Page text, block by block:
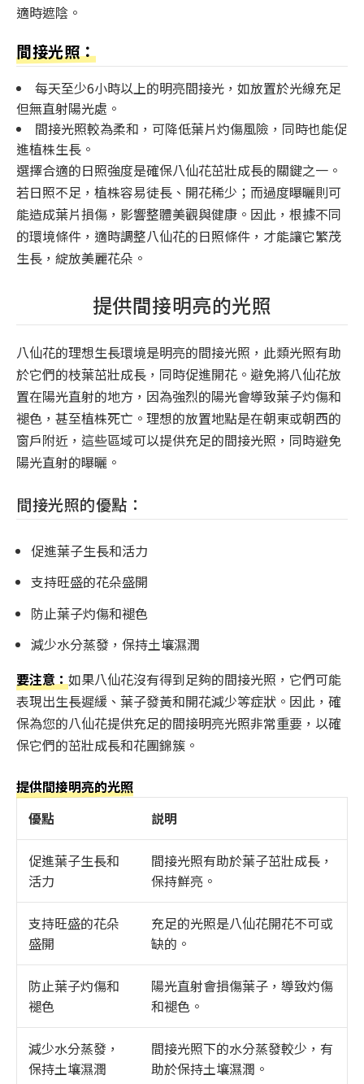
適時遮陰。
間接光照：
每天至少6小時以上的明亮間接光，如放置於光線充足
但無直射陽光處。
間接光照較為柔和，可降低葉片灼傷風險，同時也能促
進植株生長。
選擇合適的日照強度是確保八仙花茁壯成長的關鍵之一。
若日照不足，植株容易徒長、開花稀少；而過度曝曬則可
能造成葉片損傷，影響整體美觀與健康。因此，根據不同
的環境條件，適時調整八仙花的日照條件，才能讓它繁茂
生長，綻放美麗花朵。
提供間接明亮的光照
八仙花的理想生長環境是明亮的間接光照，此類光照有助
於它們的枝葉茁壯成長，同時促進開花。避免將八仙花放
置在陽光直射的地方，因為強烈的陽光會導致葉子灼傷和
褪色，甚至植株死亡。理想的放置地點是在朝東或朝西的
窗戶附近，這些區域可以提供充足的間接光照，同時避免
陽光直射的曝曬。
間接光照的優點：
促進葉子生長和活力
支持旺盛的花朵盛開
防止葉子灼傷和褪色
減少水分蒸發，保持土壤濕潤
要注意：如果八仙花沒有得到足夠的間接光照，它們可能
表現出生長遲緩、葉子發黃和開花減少等症狀。因此，確
保為您的八仙花提供充足的間接明亮光照非常重要，以確
保它們的茁壯成長和花團錦簇。
提供間接明亮的光照
優點
説明
促進葉子生長和
活力
間接光照有助於葉子茁壯成長，
保持鮮亮。
支持旺盛的花朵
盛開
充足的光照是八仙花開花不可或
缺的。
防止葉子灼傷和
褪色
陽光直射會損傷葉子，導致灼傷
和褪色。
減少水分蒸發，
保持土壤濕潤
間接光照下的水分蒸發較少，有
助於保持土壤濕潤。